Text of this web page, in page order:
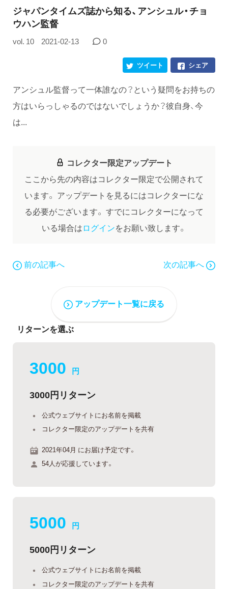
ジャパンタイムズ誌から知る、アンシュル・チョ
ウハン監督
vol. 10 2021-02-13 0
シェア
ツイート
アンシュル監督って一体誰なの？という疑問をお持ちの
方はいらっしゃるのではないでしょうか？彼自身、今
は...
コレクター限定アップデート
ここから先の内容はコレクター限定で公開されて
います。 アップデートを見るにはコレクターにな
る必要がございます。 すでにコレクターになって
いる場合はログインをお願い致します。
前の記事へ 次の記事へ
アップデート一覧に戻る
リターンを選ぶ
3000 円
3000円リターン
公式ウェブサイトにお名前を掲載
コレクター限定のアップデートを共有
2021年04月 にお届け予定です。
54人が応援しています。
5000 円
5000円リターン
公式ウェブサイトにお名前を掲載
コレクター限定のアップデートを共有